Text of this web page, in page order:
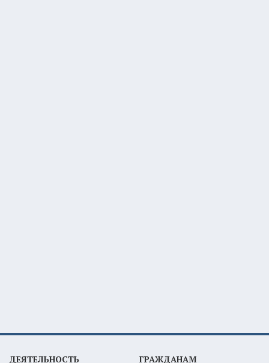
ДЕЯТЕЛЬНОСТЬ ГРАЖДАНАМ